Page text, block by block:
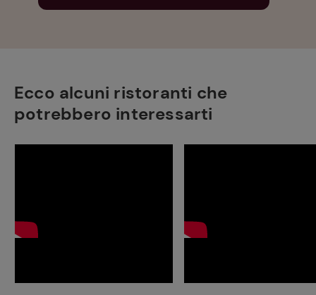
Ecco alcuni ristoranti che
potrebbero interessarti